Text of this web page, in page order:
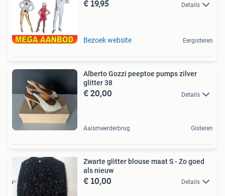
€ 19,95 Details
Bezoek website Eergisteren
Alberto Gozzi peeptoe pumps zilver
glitter 38
€ 20,00 Details
Aalsmeerderbrug Gisteren
Zwarte glitter blouse maat S - Zo goed
als nieuw
€ 10,00 Details